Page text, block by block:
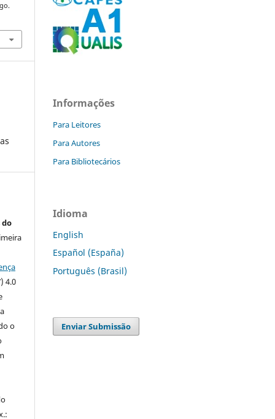
do
4.0
o
Informações
Para Leitores
Para Autores
Para Bibliotecários
Idioma
English
Español (España)
Português (Brasil)
Enviar Submissão